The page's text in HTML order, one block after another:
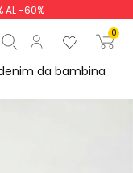
AL -60%
0
da bambina